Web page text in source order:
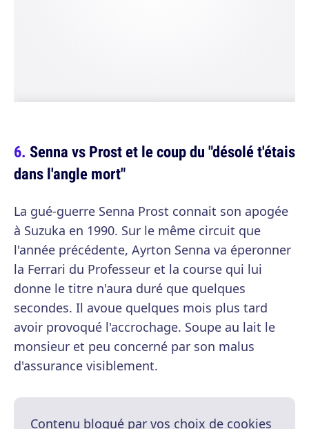
Senna vs Prost et le coup du "désolé t'étais
dans l'angle mort"
La gué-guerre Senna Prost connait son apogée
à Suzuka en 1990. Sur le même circuit que
l'année précédente, Ayrton Senna va éperonner
la Ferrari du Professeur et la course qui lui
donne le titre n'aura duré que quelques
secondes. Il avoue quelques mois plus tard
avoir provoqué l'accrochage. Soupe au lait le
monsieur et peu concerné par son malus
d'assurance visiblement.
Contenu bloqué par vos choix de cookies